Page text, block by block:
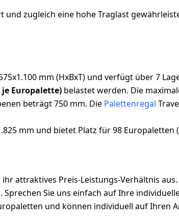
zugleich eine hohe Traglast
mm (HxBxT) und verfügt über 7
je Europalette) belastet werden. Die
beträgt 750 mm. Die Palettenregal
mm und bietet Platz für 98 Europaletten
attraktives Preis-Leistungs-Verhältnis
Sie uns einfach auf Ihre
und können individuell auf Ihren